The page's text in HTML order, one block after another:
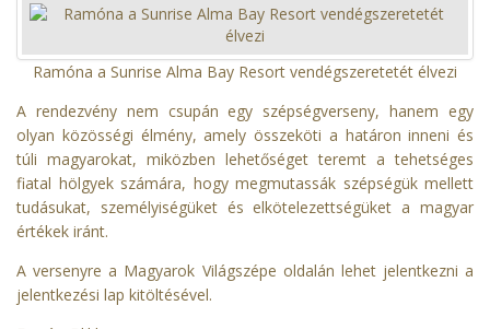
Ramóna a Sunrise Alma Bay Resort vendégszeretetét élvezi
A rendezvény nem csupán egy szépségverseny, hanem egy
olyan közösségi élmény, amely összeköti a határon inneni és
túli magyarokat, miközben lehetőséget teremt a tehetséges
fiatal hölgyek számára, hogy megmutassák szépségük mellett
tudásukat, személyiségüket és elkötelezettségüket a magyar
értékek iránt.
A versenyre a Magyarok Világszépe oldalán lehet jelentkezni a
jelentkezési lap kitöltésével.